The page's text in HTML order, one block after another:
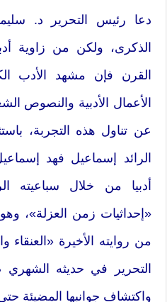
دعا رئيس التحرير د.
الذكرى، ولكن من زاوية
القرن فإن مشهد الأدب
الأعمال الأدبية والنصوص
عن تناول هذه التجربة،
الرائد إسماعيل فهد
أدبيا من خلال سباعيته
«إحداثيات زمن العزلة»،
من روايته الأخيرة
التحرير في حديثه الشهري
واكتشاف جوانبها المضيئة